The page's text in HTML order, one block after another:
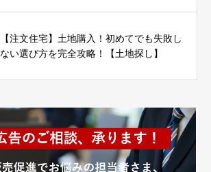
【注文住宅】土地購入！初めてでも失敗し
ない選び方を完全攻略！【土地探し】